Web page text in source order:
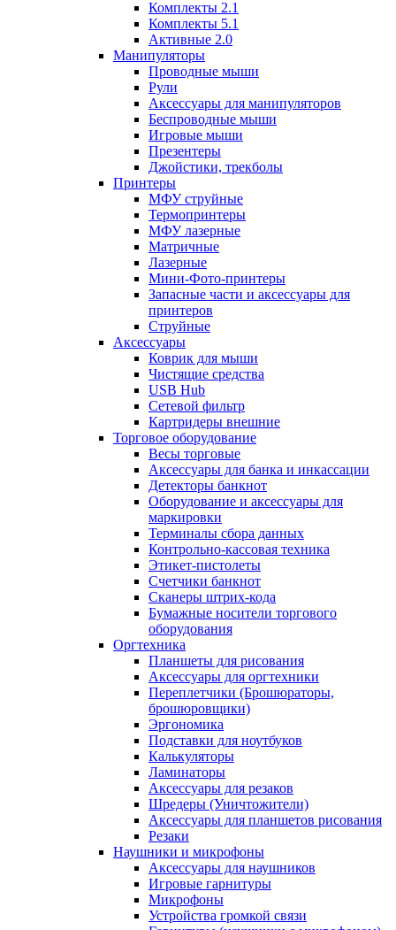
Комплекты 2.1
Комплекты 5.1
Активные 2.0
Манипуляторы
Проводные мыши
Рули
Аксессуары для манипуляторов
Беспроводные мыши
Игровые мыши
Презентеры
Джойстики, трекболы
Принтеры
МФУ струйные
Термопринтеры
МФУ лазерные
Матричные
Лазерные
Мини-Фото-принтеры
Запасные части и аксессуары для
принтеров
Струйные
Аксессуары
Коврик для мыши
Чистящие средства
USB Hub
Сетевой фильтр
Картридеры внешние
Торговое оборудование
Весы торговые
Аксессуары для банка и инкассации
Детекторы банкнот
Оборудование и аксессуары для
маркировки
Терминалы сбора данных
Контрольно-кассовая техника
Этикет-пистолеты
Счетчики банкнот
Сканеры штрих-кода
Бумажные носители торгового
оборудования
Оргтехника
Планшеты для рисования
Аксессуары для оргтехники
Переплетчики (Брошюраторы,
брошюровщики)
Эргономика
Подставки для ноутбуков
Калькуляторы
Ламинаторы
Аксессуары для резаков
Шредеры (Уничтожители)
Аксессуары для планшетов рисования
Резаки
Наушники и микрофоны
Аксессуары для наушников
Игровые гарнитуры
Микрофоны
Устройства громкой связи